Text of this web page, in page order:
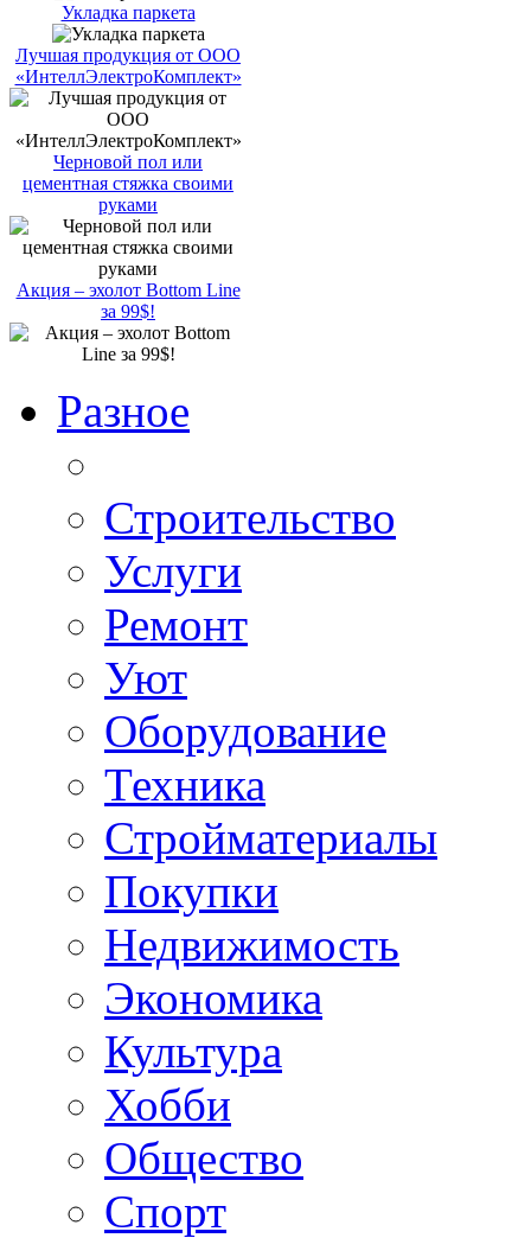
Укладка паркета
Лучшая продукция от ООО
«ИнтеллЭлектроКомплект»
Черновой пол или
цементная стяжка своими
руками
Акция – эхолот Bottom Line
за 99$!
Разное
Строительство
Услуги
Ремонт
Уют
Оборудование
Техника
Стройматериалы
Покупки
Недвижимость
Экономика
Культура
Хобби
Общество
Спорт